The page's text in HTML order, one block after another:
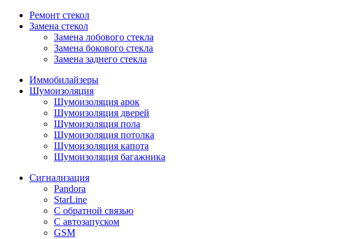
Ремонт стекол
Замена стекол
Замена лобового стекла
Замена бокового стекла
Замена заднего стекла
Иммобилайзеры
Шумоизоляция
Шумоизоляция арок
Шумоизоляция дверей
Шумоизоляция пола
Шумоизоляция потолка
Шумоизоляция капота
Шумоизоляция багажника
Сигнализация
Pandora
StarLine
С обратной связью
С автозапуском
GSM